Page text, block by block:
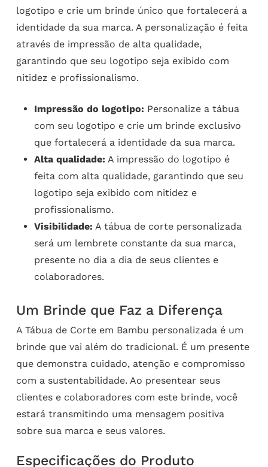
logotipo e crie um brinde único que fortalecerá a
identidade da sua marca. A personalização é feita
através de impressão de alta qualidade,
garantindo que seu logotipo seja exibido com
nitidez e profissionalismo.
Impressão do logotipo: Personalize a tábua
com seu logotipo e crie um brinde exclusivo
que fortalecerá a identidade da sua marca.
Alta qualidade: A impressão do logotipo é
feita com alta qualidade, garantindo que seu
logotipo seja exibido com nitidez e
profissionalismo.
Visibilidade: A tábua de corte personalizada
será um lembrete constante da sua marca,
presente no dia a dia de seus clientes e
colaboradores.
Um Brinde que Faz a Diferença
A Tábua de Corte em Bambu personalizada é um
brinde que vai além do tradicional. É um presente
que demonstra cuidado, atenção e compromisso
com a sustentabilidade. Ao presentear seus
clientes e colaboradores com este brinde, você
estará transmitindo uma mensagem positiva
sobre sua marca e seus valores.
Especificações do Produto